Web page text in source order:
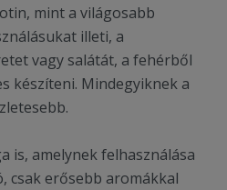
mint a világosabb
illeti, a
vagy salátát, a fehérből
készíteni. Mindegyiknek a
is, amelynek felhasználása
csak erősebb aromákkal